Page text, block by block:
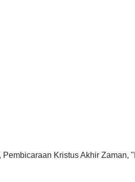
Kristus Akhir Zaman,